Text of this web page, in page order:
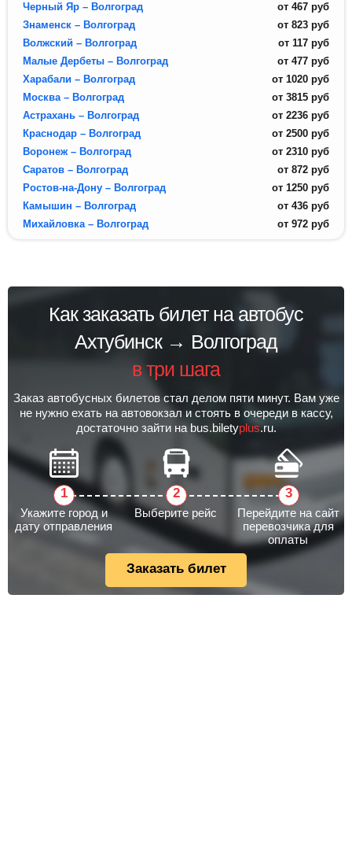
Черный Яр – Волгоград от 467 руб
Знаменск – Волгоград
от 823 руб
Волжский – Волгоград
от 117 руб
Малые Дербеты – Волгоград
от 477 руб
Харабали – Волгоград
от 1020 руб
Москва – Волгоград
от 3815 руб
Астрахань – Волгоград
от 2236 руб
Краснодар – Волгоград
от 2500 руб
Воронеж – Волгоград
от 2310 руб
Саратов – Волгоград
от 872 руб
Ростов-на-Дону – Волгоград
от 1250 руб
Камышин – Волгоград
от 436 руб
Михайловка – Волгоград
от 972 руб
Как заказать билет на автобус
Ахтубинск → Волгоград
в три шага
Заказ автобусных билетов стал делом пяти минут. Вам уже
не нужно ехать на автовокзал и стоять в очереди в кассу,
достаточно зайти на bus.biletyplus.ru.
Укажите город и
дату отправления
Выберите рейс
Перейдите на сайт
перевозчика для
оплаты
Заказать билет